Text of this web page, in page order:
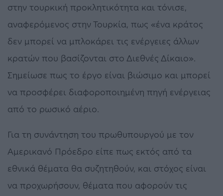
στην τουρκική προκλητικότητα και τόνισε,
αναφερόμενος στην Τουρκία, πως «ένα κράτος
δεν μπορεί να μπλοκάρει τις ενέργειες άλλων
κρατών που βασίζονται στο Διεθνές Δίκαιο».
Σημείωσε πως το έργο είναι βιώσιμο και μπορεί
να προσφέρει διαφοροποιημένη πηγή ενέργειας
από το ρωσικό αέριο.
Για τη συνάντηση του πρωθυπουργού με τον
Αμερικανό Πρόεδρο είπε πως εκτός από τα
εθνικά θέματα θα συζητηθούν, και στόχος είναι
να προχωρήσουν, θέματα που αφορούν τις